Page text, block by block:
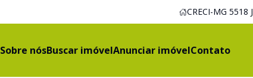
CRECI-MG 5518 J
Sobre nósBuscar imóvelAnunciar imóvelContato